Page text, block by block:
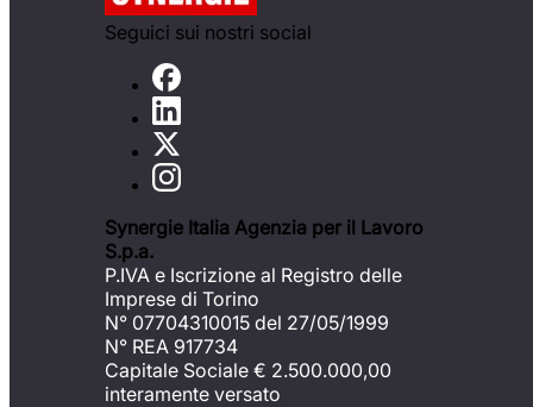
Seguici sui nostri social
Synergie Italia Agenzia per il Lavoro
S.p.a.
P.IVA e Iscrizione al Registro delle
Imprese di Torino
N° 07704310015 del 27/05/1999
N° REA 917734
Capitale Sociale € 2.500.000,00
interamente versato